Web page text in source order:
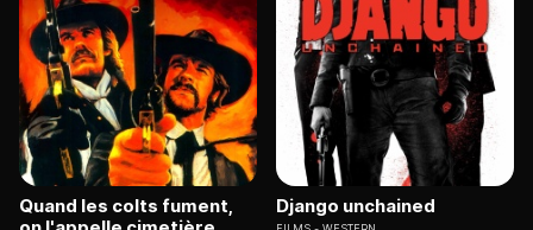
Quand les colts fument,
Django unchained